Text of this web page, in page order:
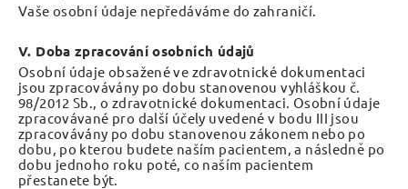
Vaše osobní údaje nepředáváme do zahraničí.
V. Doba zpracování osobních údajů
Osobní údaje obsažené ve zdravotnické dokumentaci
jsou zpracovávány po dobu stanovenou vyhláškou č.
98/2012 Sb., o zdravotnické dokumentaci. Osobní údaje
zpracovávané pro další účely uvedené v bodu III jsou
zpracovávány po dobu stanovenou zákonem nebo po
dobu, po kterou budete naším pacientem, a následně po
dobu jednoho roku poté, co naším pacientem
přestanete být.